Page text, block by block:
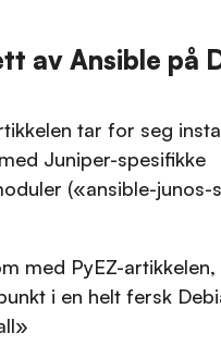
av Ansible på
tar for seg
Juniper-spesifikke
(«ansible-junos-
med PyEZ-artikkelen,
i en helt fersk